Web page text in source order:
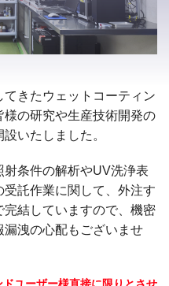
きたウェットコーティン
の研究や生産技術開発の
いたしました。
条件の解析やUV洗浄表
託作業に関して、外注す
結していますので、機密
洩の心配もございませ